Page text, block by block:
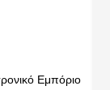
Εμπόριο